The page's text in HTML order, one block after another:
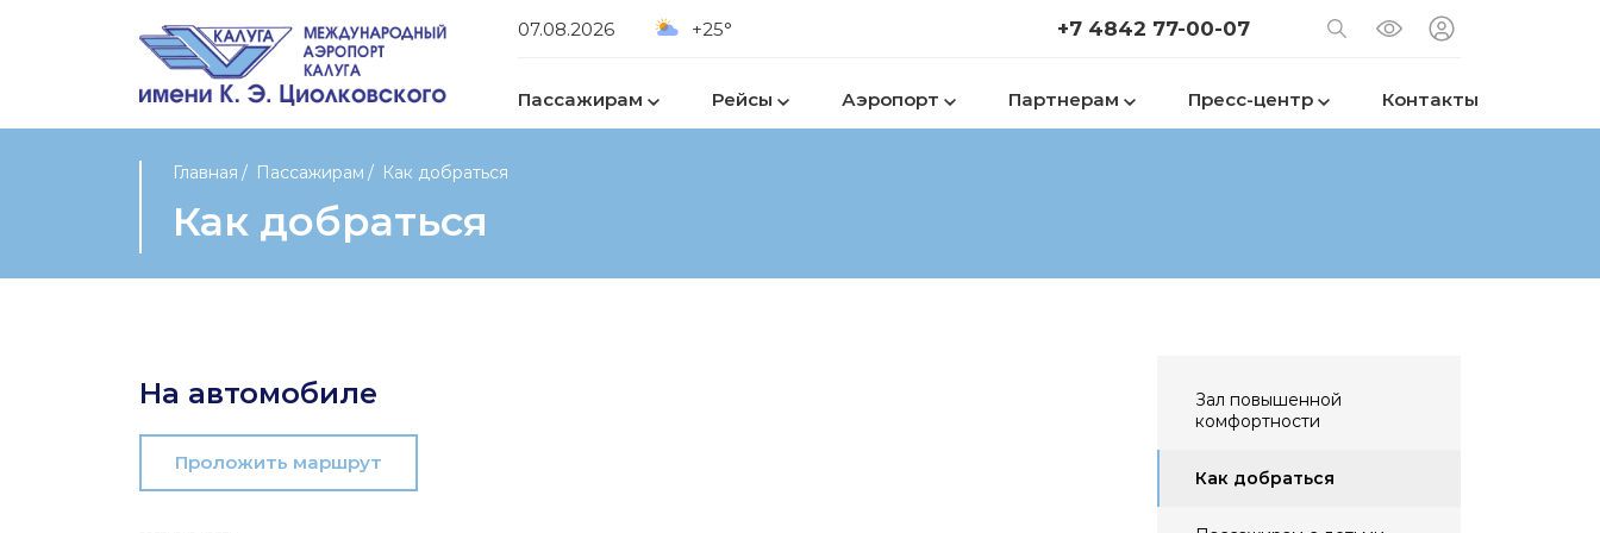
07.08.2026 +25° +7 4842 77-00-07
Пассажирам Рейсы Аэропорт Партнерам Пресс-центр Контакты
Главная Пассажирам Как добраться
Как добраться
На автомобиле
Проложить маршрут
Зал повышенной
комфортности
Как добраться